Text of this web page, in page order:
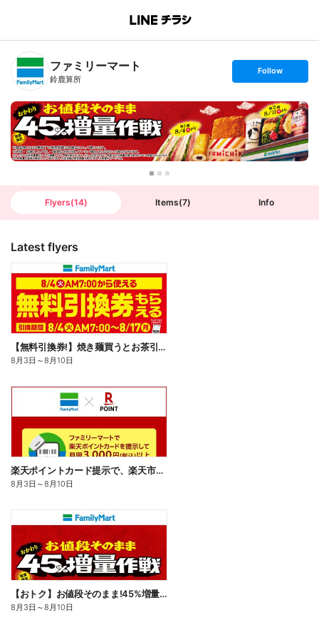
B
n
T
ファミリーマート
鈴鹿算所
s
t
o
l
l
o
w
Follow
Flyers(14) Items(7) Info
Latest flyers
【無料引換券!】焼き麺買うとお茶引換券貰える!
8月3日 ～8月10日
楽天ポイントカード提示で、楽天市場でのお買い物がおトクに!
8月3日 ～8月10日
【おトク】お値段そのまま!45%増量作戦!
8月3日 ～8月10日